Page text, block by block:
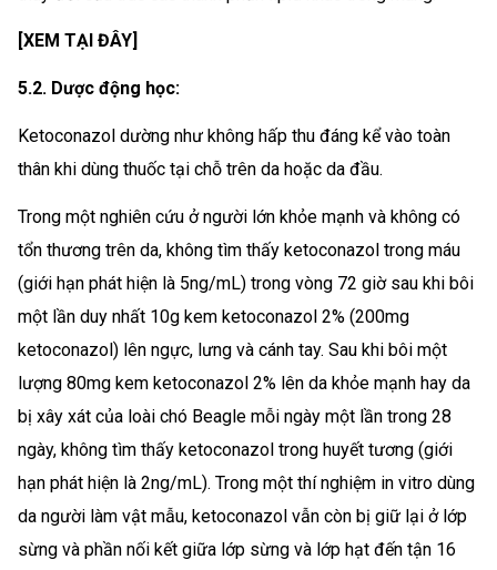
[XEM TẠI ĐÂY]
5.2. Dược động học:
Ketoconazol dường như không hấp thu đáng kể vào toàn
thân khi dùng thuốc tại chỗ trên da hoặc da đầu.
Trong một nghiên cứu ở người lớn khỏe mạnh và không có
tổn thương trên da, không tìm thấy ketoconazol trong máu
(giới hạn phát hiện là 5ng/mL) trong vòng 72 giờ sau khi bôi
một lần duy nhất 10g kem ketoconazol 2% (200mg
ketoconazol) lên ngực, lưng và cánh tay. Sau khi bôi một
lượng 80mg kem ketoconazol 2% lên da khỏe mạnh hay da
bị xây xát của loài chó Beagle mỗi ngày một lần trong 28
ngày, không tìm thấy ketoconazol trong huyết tương (giới
hạn phát hiện là 2ng/mL). Trong một thí nghiệm in vitro dùng
da người làm vật mẫu, ketoconazol vẫn còn bị giữ lại ở lớp
sừng và phần nối kết giữa lớp sừng và lớp hạt đến tận 16